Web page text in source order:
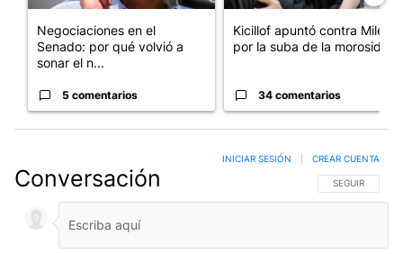
Negociaciones en el
Senado: por qué volvió a
sonar el n...
5 comentarios
Kicillof apuntó contra Milei
por la suba de la morosida...
34 comentarios
Conversación SIGA ESTA
SEGUIR
INICIAR SESIÓN CREAR CUENTA